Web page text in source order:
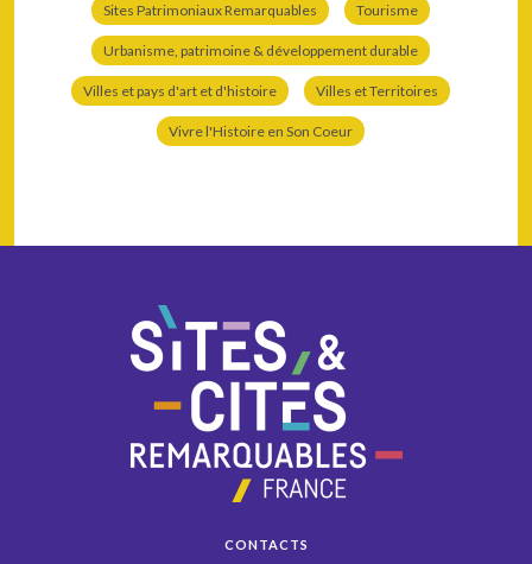
Sites Patrimoniaux Remarquables Tourisme
Urbanisme, patrimoine & développement durable
Villes et pays d'art et d'histoire Villes et Territoires
Vivre l'Histoire en Son Coeur
CONTACTS